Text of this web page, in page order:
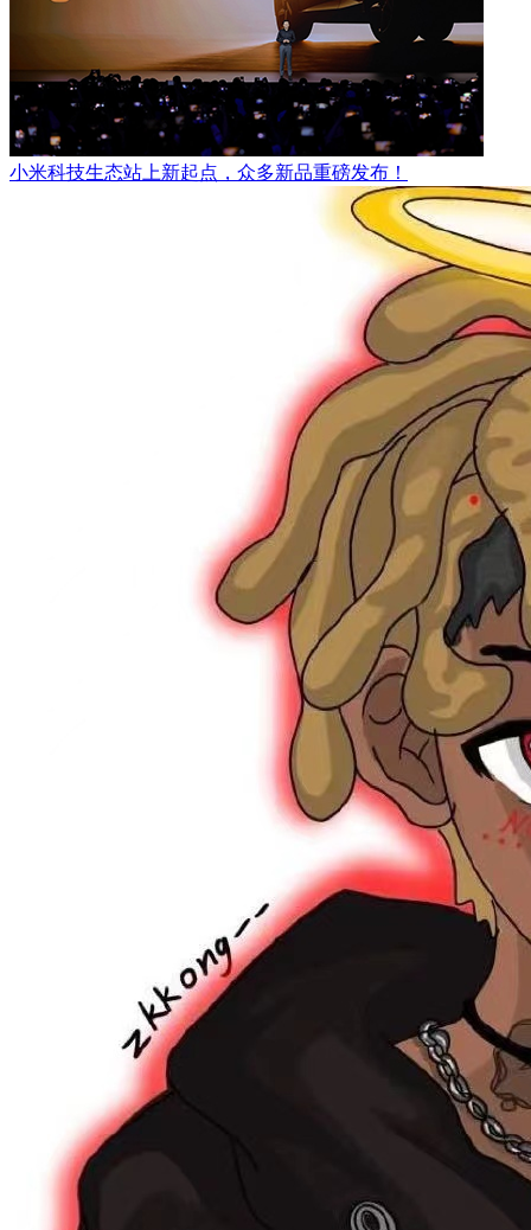
小米科技生态站上新起点，众多新品重磅发布！